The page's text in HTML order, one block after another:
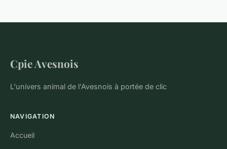
Cpie Avesnois
L'univers animal de l'Avesnois à portée de clic
NAVIGATION
Accueil